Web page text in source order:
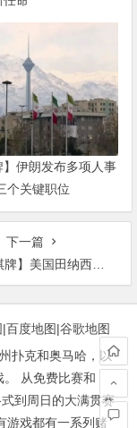
】伊朗发布多项人事
个关键职位
下一篇
田纳西州发生爆炸，当选总统拜登发声
|百度地图|谷歌地图
扑克和奥马哈，以
从免费比赛和
到周日的大满贯赛
游戏都有一系列赌